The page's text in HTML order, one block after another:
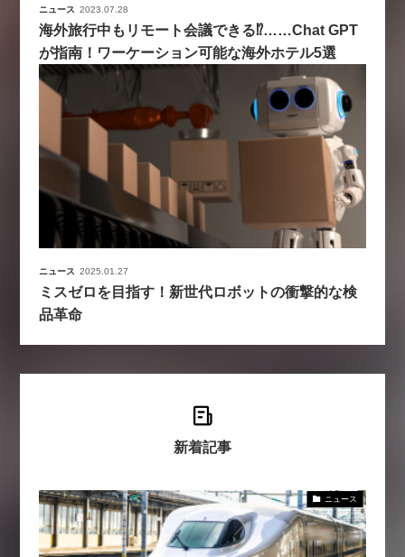
ニュース 2023.07.28
海外旅行中もリモート会議できる⁉……Chat GPT
が指南！ワーケーション可能な海外ホテル5選
ニュース 2025.01.27
ミスゼロを目指す！新世代ロボットの衝撃的な検
品革命
新着記事
ニュース